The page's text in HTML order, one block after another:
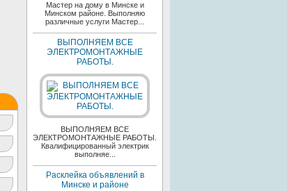
Мастер на дому в Минске и
Минском районе. Выполняю
различные услуги Мастер...
ВЫПОЛНЯЕМ ВСЕ
ЭЛЕКТРОМОНТАЖНЫЕ
РАБОТЫ.
ВЫПОЛНЯЕМ ВСЕ
ЭЛЕКТРОМОНТАЖНЫЕ РАБОТЫ.
Квалифицированный электрик
выполняе...
Расклейка объявлений в
Минске и районе